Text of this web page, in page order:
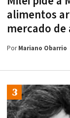
alimentos
mercado de
PorMariano Obarrio